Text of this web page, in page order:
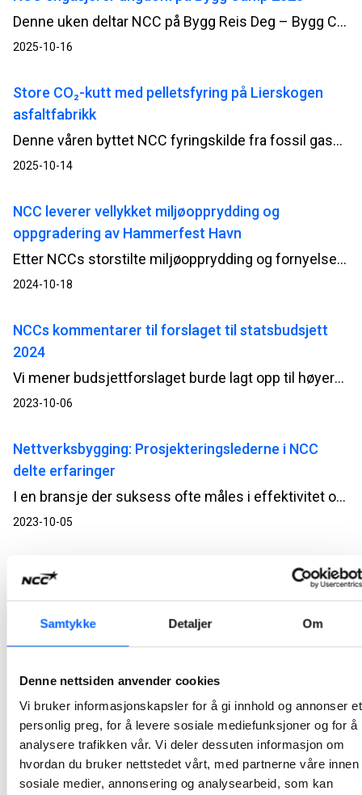
Samtykke Detaljer Om
Denne nettsiden anvender cookies
Vi bruker informasjonskapsler for å gi innhold og annonser et
personlig preg, for å levere sosiale mediefunksjoner og for å
analysere trafikken vår. Vi deler dessuten informasjon om
hvordan du bruker nettstedet vårt, med partnerne våre innen
sosiale medier, annonsering og analysearbeid, som kan
Denne uken deltar NCC på Bygg Reis Deg – Bygg Camp 2025, et rekrutteringsarrangement som samler over 1200 ungdomsskoleelever fra hele landet. Målet er å inspirere unge til å velge yrkesfaglig utdanning og vise frem mulighetene i byggenæringen.
2025-10-16
Store CO₂-kutt med pelletsfyring på Lierskogen
asfaltfabrikk
Denne våren byttet NCC fyringskilde fra fossil gass til trepellets ved asfaltfabrikken på Lierskogen utenfor Drammen. Resultatet er betydelige reduksjoner i CO₂-utslipp – opptil 90 prosent – og et viktig bidrag i arbeidet med å redusere utslipp fra asfaltproduksjon.
2025-10-14
NCC leverer vellykket miljøopprydding og
oppgradering av Hammerfest Havn
Etter NCCs storstilte miljøopprydding og fornyelse av de to havnene i Hammerfest og Forsøl, er byens havnedirektør Per-Åge Hansen godt fornøyd med både gjennomføringen og havneforbedringene.
2024-10-18
NCCs kommentarer til forslaget til statsbudsjett
2024
Vi mener budsjettforslaget burde lagt opp til høyere bevilgninger til bygg- og anleggsprosjekter med kort oppstartstid, herunder vedlikeholdsprosjekter.
2023-10-06
Nettverksbygging: Prosjekteringslederne i NCC
delte erfaringer
I en bransje der suksess ofte måles i effektivitet og kvalitet, er samarbeid og læring av avgjørende betydning. Nylig ble det gjennomført en inspirerende samling for prosjekteringsledere i NCC, hvor deltakerne fikk muligheten til å dele erfaringer, diskutere arbeidsmetoder og dra på prosjektbesøk for å lære av hverandres utfordringer og suksesser.
2023-10-05
Det støpes på Granåsen fotballhall
NCC Building er godt i gang med arbeidene på Granåsen fotballhall i Trondheim. Hoppbakken og skianlegget ble levert i midten av september, og nå er det den tredje fasen av idrettsparken som skal bygges.
2023-10-05
med hjemlevering
NCC Steinmaterialer retter seg mot privatmarkedet når de nå har lansert en web-butikk for salg av steinprodukter som grus, sand og jord.
2021-10-26
Rustes for fremtidens helsetjeneste